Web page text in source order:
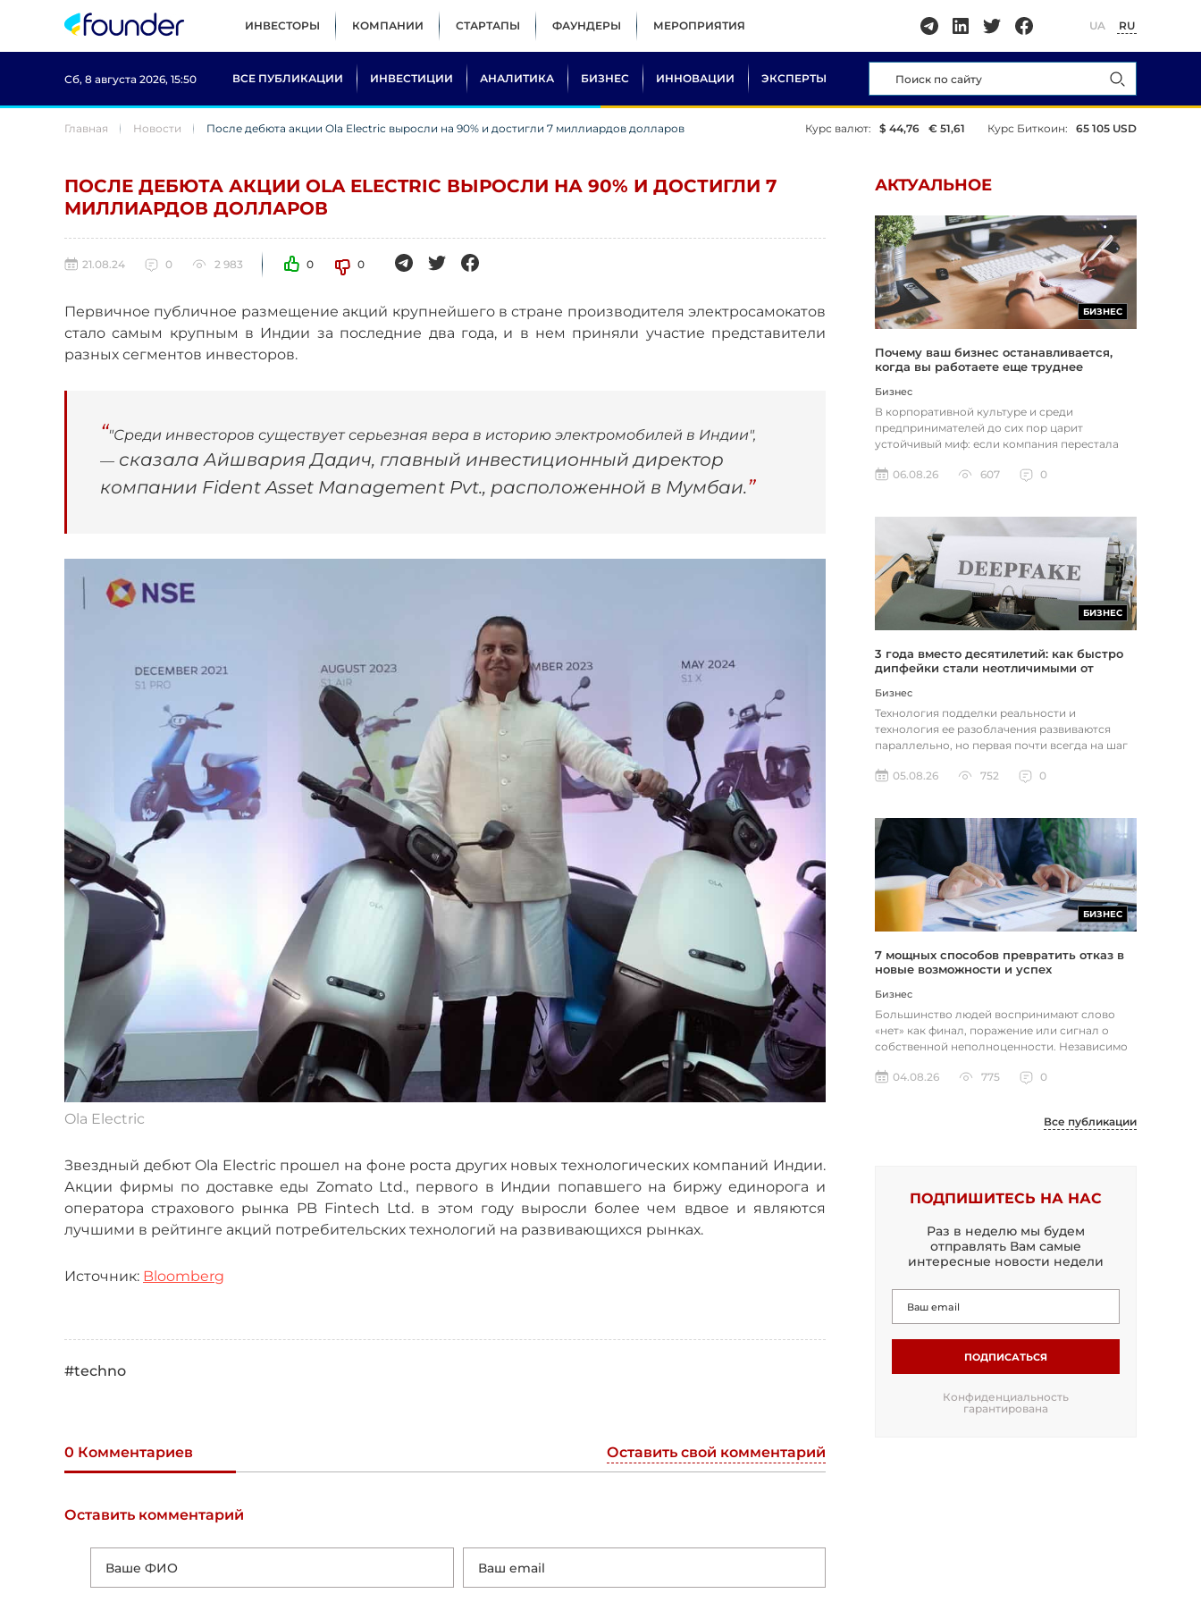
ИНВЕСТОРЫ КОМПАНИИ СТАРТАПЫ ФАУНДЕРЫ МЕРОПРИЯТИЯ UA RU
Сб, 8 августа 2026, 15:50 ВСЕ ПУБЛИКАЦИИ ИНВЕСТИЦИИ АНАЛИТИКА БИЗНЕС ИННОВАЦИИ ЭКСПЕРТЫ
Главная Новости После дебюта акции Ola Electric выросли на 90% и достигли 7 миллиардов долларов Курс валют: $ 44,76 € 51,61 Курс Биткоин: 65 105 USD
ПОСЛЕ ДЕБЮТА АКЦИИ OLA ELECTRIC ВЫРОСЛИ НА 90% И ДОСТИГЛИ 7
МИЛЛИАРДОВ ДОЛЛАРОВ
21.08.24 0 2 983 0 0
Первичное публичное размещение акций крупнейшего в стране производителя электросамокатов
стало самым крупным в Индии за последние два года, и в нем приняли участие представители
разных сегментов инвесторов.
"Среди инвесторов существует серьезная вера в историю электромобилей в Индии",
— сказала Айшвария Дадич, главный инвестиционный директор
компании Fident Asset Management Pvt., расположенной в Мумбаи.
Ola Electric
Звездный дебют Ola Electric прошел на фоне роста других новых технологических компаний Индии.
Акции фирмы по доставке еды Zomato Ltd., первого в Индии попавшего на биржу единорога и
оператора страхового рынка PB Fintech Ltd. в этом году выросли более чем вдвое и являются
лучшими в рейтинге акций потребительских технологий на развивающихся рынках.
Источник: Bloomberg
#techno
0 Комментариев Оставить свой комментарий
Оставить комментарий
АКТУАЛЬНОЕ
БИЗНЕС
Почему ваш бизнес останавливается,
когда вы работаете еще труднее
Бизнес
В корпоративной культуре и среди
предпринимателей до сих пор царит
устойчивый миф: если компания перестала
пр...06.08.26 607 0
БИЗНЕС
3 года вместо десятилетий: как быстро
дипфейки стали неотличимыми от
Бизнес
Технология подделки реальности и
технология ее разоблачения развиваются
параллельно, но первая почти всегда на шаг
05.08.26
752 0
БИЗНЕС
7 мощных способов превратить отказ в
новые возможности и успех
Бизнес
Большинство людей воспринимают слово
«нет» как финал, поражение или сигнал о
собственной неполноценности. Независимо
04.08.26
775 0
Все публикации
ПОДПИШИТЕСЬ НА НАС
Раз в неделю мы будем
отправлять Вам самые
интересные новости недели
ПОДПИСАТЬСЯ
Конфиденциальность
гарантирована